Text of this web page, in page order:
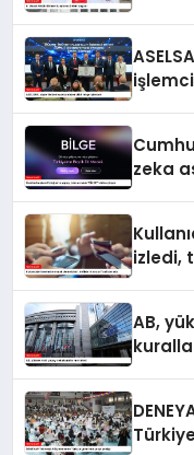
zeka
izledi,
AB,